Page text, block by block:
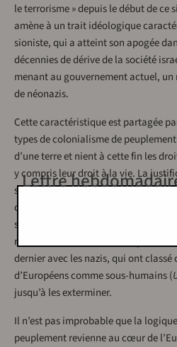
le terrorisme » depuis le début de ce
amène à un trait idéologique
sioniste, qui a atteint son apogée
décennies de dérive de la société
menant au gouvernement actuel, un
de néonazis.
Cette caractéristique est partagée
types de colonialisme de
d’une terre et nient à cette fin les
y compris leur droit à la vie. La
suprêmement immoral est obtenue
dont les terres sont convoitées, en
sous-humains qui ne méritent pas de
revenue par effet boomerang au
dernier avec les nazis, qui ont
d’Européens comme sous-humains (
jusqu’à les exterminer.
Il n’est pas improbable que la
peuplement revienne au cœur de
Lettre